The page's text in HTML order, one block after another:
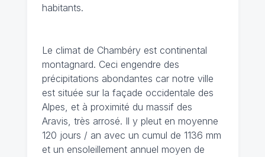
habitants.
Le climat de Chambéryest continental
montagnard. Ceci engendre des
précipitations abondantes car notre ville
est située sur la façade occidentale des
Alpes, et à proximité du massif des
Aravis, très arrosé. Il y pleut en moyenne
120 jours / an avec un cumul de 1136 mm
et un ensoleillement annuel moyen de